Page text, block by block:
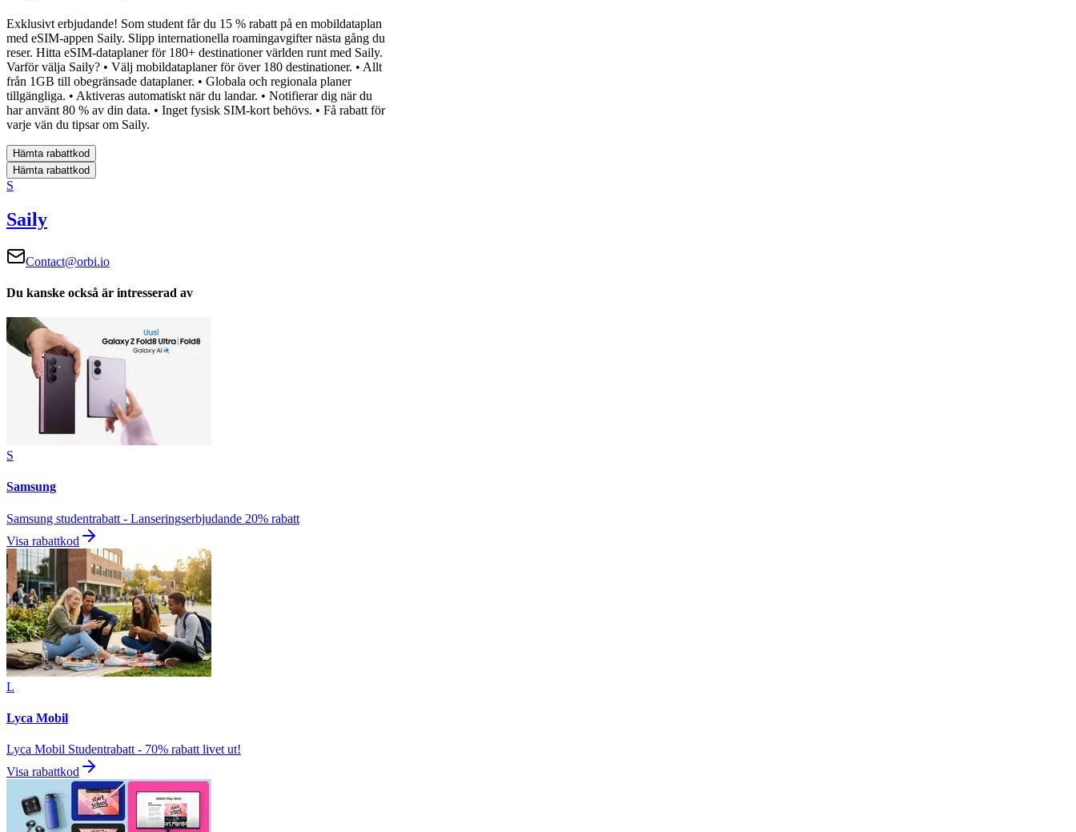
Exklusivt erbjudande! Som student får du 15 % rabatt på en mobildataplan
med eSIM-appen Saily. Slipp internationella roamingavgifter nästa gång du
reser. Hitta eSIM-dataplaner för 180+ destinationer världen runt med Saily.
Varför välja Saily? • Välj mobildataplaner för över 180 destinationer. • Allt
från 1GB till obegränsade dataplaner. • Globala och regionala planer
tillgängliga. • Aktiveras automatiskt när du landar. • Notifierar dig när du
har använt 80 % av din data. • Inget fysisk SIM-kort behövs. • Få rabatt för
varje vän du tipsar om Saily.
Hämta rabattkod
Hämta rabattkod
S
Saily
Contact@orbi.io
Du kanske också är intresserad av
S
Samsung
Samsung studentrabatt - Lanseringserbjudande 20% rabatt
Visa rabattkod
L
Lyca Mobil
Lyca Mobil Studentrabatt - 70% rabatt livet ut!
Visa rabattkod